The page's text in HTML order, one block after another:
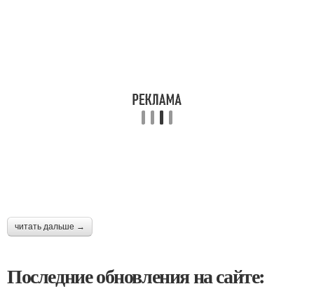
читать дальше →
Последние обновления на сайте: